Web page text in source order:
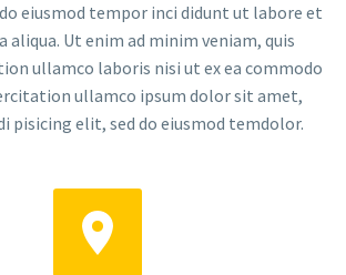
eiusmod tempor inci didunt ut labore et
aliqua. Ut enim ad minim veniam, quis
ullamco laboris nisi ut ex ea commodo
ullamco ipsum dolor sit amet,
pisicing elit, sed do eiusmod temdolor.

